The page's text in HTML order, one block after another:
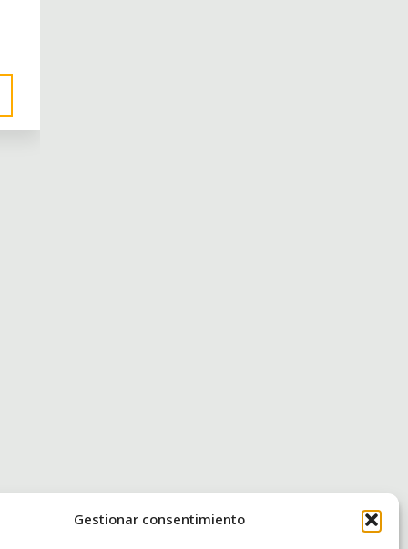
Gestionar consentimiento